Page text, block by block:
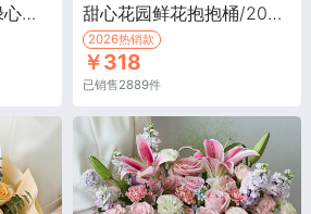
狮子座星座守护花·绿心向日葵3枝，国王日橙色玫瑰7枝 甜心花园鲜花抱抱桶/2026新款·粉玫瑰12枝，香槟玫瑰4枝，粉康乃馨8枝
2026热销款
￥318
已销售2889件